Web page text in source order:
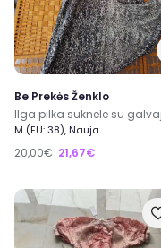
Be Prekės Ženklo
Ilga pilka suknele su
M (EU: 38), Nauja
20,00€ 21,67€